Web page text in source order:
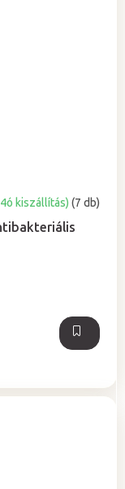
kiszállítás) (7 db)